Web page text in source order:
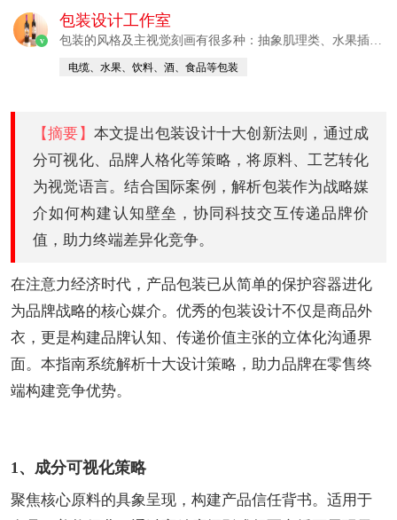
v
包装设计工作室
包装的风格及主视觉刻画有很多种：抽象肌理类、水果插
电缆、水果、饮料、酒、食品等包装
【摘要】 本文提出包装设计十大创新法则，通过成
分可视化、品牌人格化等策略，将原料、工艺转化
为视觉语言。结合国际案例，解析包装作为战略媒
介如何构建认知壁垒，协同科技交互传递品牌价
值，助力终端差异化竞争。
在注意力经济时代，产品包装已从简单的保护容器进化
为品牌战略的核心媒介。优秀的包装设计不仅是商品外
衣，更是构建品牌认知、传递价值主张的立体化沟通界
面。本指南系统解析十大设计策略，助力品牌在零售终
端构建竞争优势。
1、成分可视化策略
聚焦核心原料的具象呈现，构建产品信任背书。适用于